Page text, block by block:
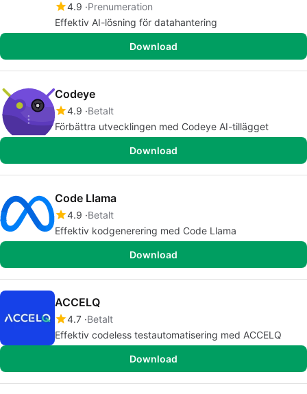
4.9 Prenumeration
Effektiv AI-lösning för datahantering
Download
Codeye
4.9 Betalt
Förbättra utvecklingen med Codeye AI-tillägget
Download
Code Llama
4.9 Betalt
Effektiv kodgenerering med Code Llama
Download
ACCELQ
4.7 Betalt
Effektiv codeless testautomatisering med ACCELQ
Download